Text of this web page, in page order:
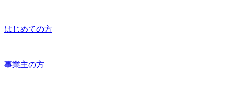
はじめての方
事業主の方